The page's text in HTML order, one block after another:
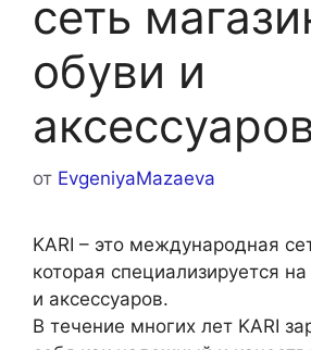
сеть
обуви и
от EvgeniyaMazaeva
KARI – это международная
которая специализируется
и аксессуаров.
В течение многих лет KARI